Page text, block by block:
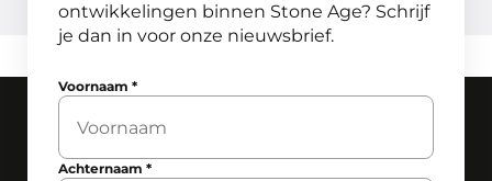
ontwikkelingen binnen Stone Age? Schrijf
je dan in voor onze nieuwsbrief.
Voornaam*
Achternaam*